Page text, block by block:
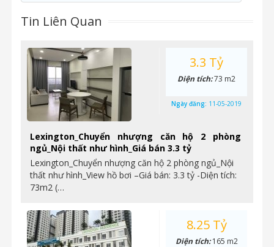
Tin Liên Quan
Lexington_Chuyển nhượng căn hộ 2 phòng
ngủ_Nội thất như hình_Giá bán 3.3 tỷ
Lexington_Chuyển nhượng căn hộ 2 phòng ngủ_Nội
thất như hình_View hồ bơi –Giá bán: 3.3 tỷ -Diện tích:
73m2 (…
3.3 Tỷ
Diện tích:73 m2
Ngày đăng: 11-05-2019
8.25 Tỷ
Diện tích:165 m2